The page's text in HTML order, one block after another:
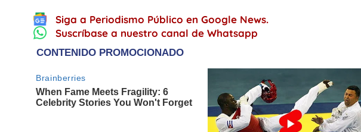
Siga a Periodismo Público en Google News.
Suscríbase a nuestro canal de Whatsapp